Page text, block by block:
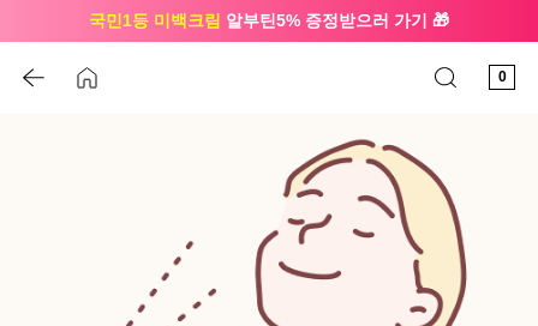
국민1등 미백크림 알부틴5% 증정받으러 가기 🎁
0